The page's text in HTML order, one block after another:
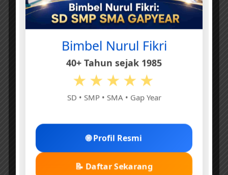
Bimbel Nurul Fikri
40+ Tahun sejak 1985
★★★★★
SD • SMP • SMA • Gap Year
🌐 Profil Resmi
📝 Daftar Sekarang